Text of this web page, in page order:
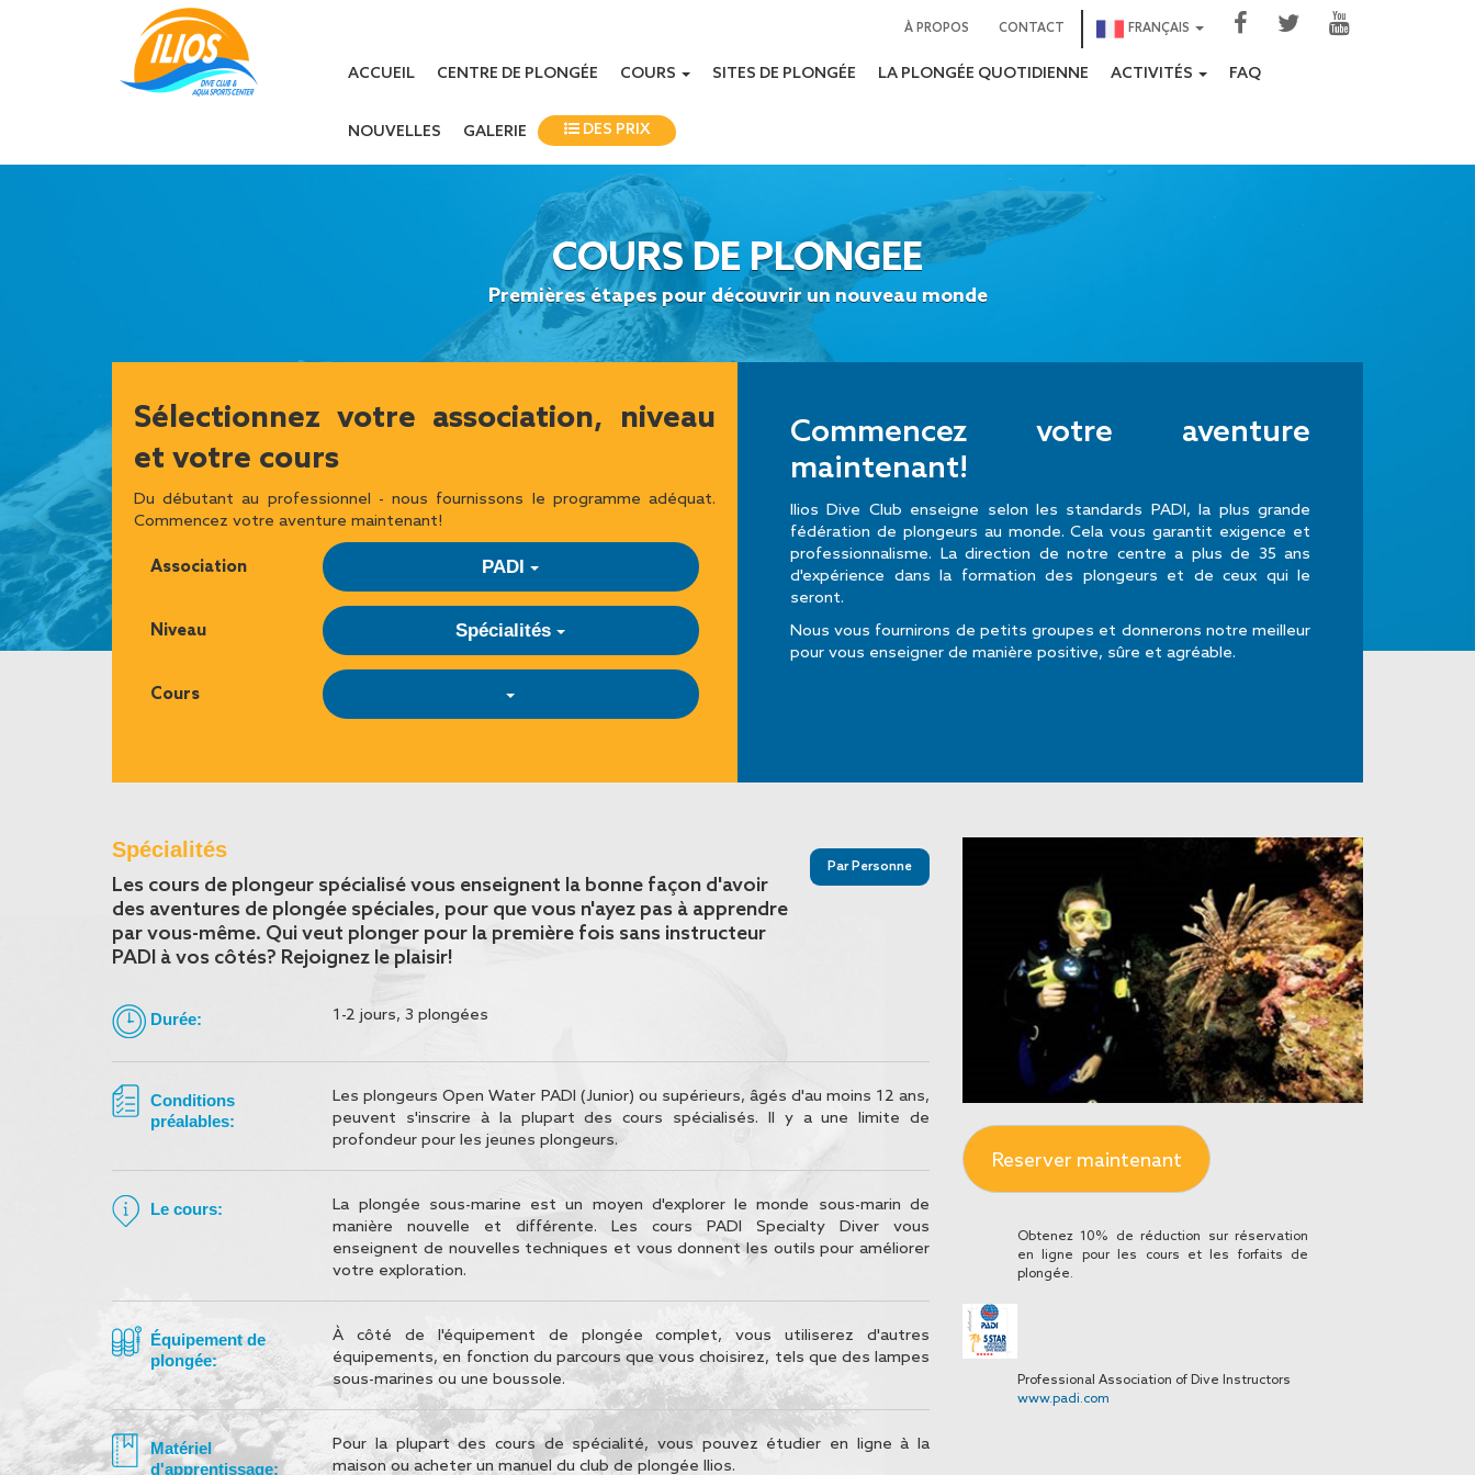
À PROPOS CONTACT FRANÇAIS
ACCUEIL CENTRE DE PLONGÉE COURS SITES DE PLONGÉE LA PLONGÉE QUOTIDIENNE ACTIVITÉS FAQ
NOUVELLES GALERIE DES PRIX
COURS DE PLONGEE
Premières étapes pour découvrir un nouveau monde
Sélectionnez votre association, niveau
et votre cours
Du débutant au professionnel - nous fournissons le programme adéquat.
Commencez votre aventure maintenant!
Association PADI
Niveau Spécialités
Cours
Commencez votre aventure
maintenant!
Ilios Dive Club enseigne selon les standards PADI, la plus grande
fédération de plongeurs au monde. Cela vous garantit exigence et
professionnalisme. La direction de notre centre a plus de 35 ans
d'expérience dans la formation des plongeurs et de ceux qui le
seront.
Nous vous fournirons de petits groupes et donnerons notre meilleur
pour vous enseigner de manière positive, sûre et agréable.
Spécialités
Les cours de plongeur spécialisé vous enseignent la bonne façon d'avoir
des aventures de plongée spéciales, pour que vous n'ayez pas à apprendre
par vous-même. Qui veut plonger pour la première fois sans instructeur
PADI à vos côtés? Rejoignez le plaisir!
Par Personne
Durée: 1-2 jours, 3 plongées
Conditions
préalables:
Les plongeurs Open Water PADI (Junior) ou supérieurs, âgés d'au moins 12 ans,
peuvent s'inscrire à la plupart des cours spécialisés. Il y a une limite de
profondeur pour les jeunes plongeurs.
Le cours:
La plongée sous-marine est un moyen d'explorer le monde sous-marin de
manière nouvelle et différente. Les cours PADI Specialty Diver vous
enseignent de nouvelles techniques et vous donnent les outils pour améliorer
votre exploration.
Équipement de
plongée:
À côté de l'équipement de plongée complet, vous utiliserez d'autres
équipements, en fonction du parcours que vous choisirez, tels que des lampes
sous-marines ou une boussole.
Matériel
d'apprentissage:
Pour la plupart des cours de spécialité, vous pouvez étudier en ligne à la
maison ou acheter un manuel du club de plongée Ilios.
Reserver maintenant
Obtenez 10% de réduction sur réservation
en ligne pour les cours et les forfaits de
plongée.
Professional Association of Dive Instructors
www.padi.com